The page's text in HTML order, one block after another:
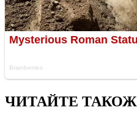
ЧИТАЙТЕ ТАКОЖ